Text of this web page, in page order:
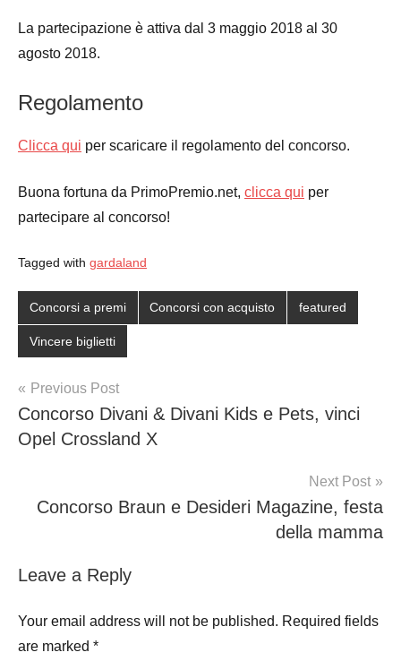
La partecipazione è attiva dal 3 maggio 2018 al 30
agosto 2018.
Regolamento
Clicca qui per scaricare il regolamento del concorso.
Buona fortuna da PrimoPremio.net, clicca qui per
partecipare al concorso!
Tagged with gardaland
Concorsi a premi Concorsi con acquisto featured
Vincere biglietti
Post
navigation
Previous Post
Concorso Divani & Divani Kids e Pets, vinci
Opel Crossland X
Next Post
Concorso Braun e Desideri Magazine, festa
della mamma
Leave a Reply
Your email address will not be published. Required fields
are marked *